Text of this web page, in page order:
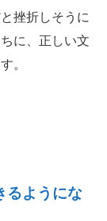
挫折しそうに
に、正しい文
。
るようにな